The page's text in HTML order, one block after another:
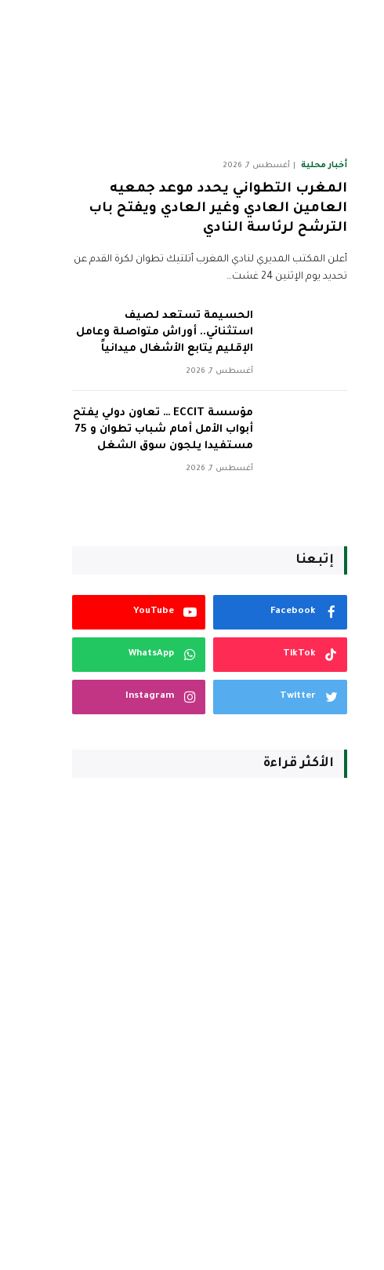
أخبار محلية أغسطس 7, 2026
المغرب التطواني يحدد موعد جمعيه
العامين العادي وغير العادي ويفتح باب
الترشح لرئاسة النادي
أعلن المكتب المديري لنادي المغرب أتلتيك تطوان لكرة القدم عن
تحديد يوم الإثنين 24 غشت…
الحسيمة تستعد لصيف
استثنائي.. أوراش متواصلة وعامل
الإقليم يتابع الأشغال ميدانياً
أغسطس 7, 2026
مؤسسة ECCIT … تعاون دولي يفتح
أبواب الأمل أمام شباب تطوان و 75
مستفيدا يلجون سوق الشغل
أغسطس 7, 2026
إتبعنا
Facebook
YouTube
TikTok
WhatsApp
Twitter
Instagram
الأكثر قراءة